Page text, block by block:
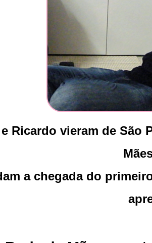
Ricardo vieram de São
a chegada do